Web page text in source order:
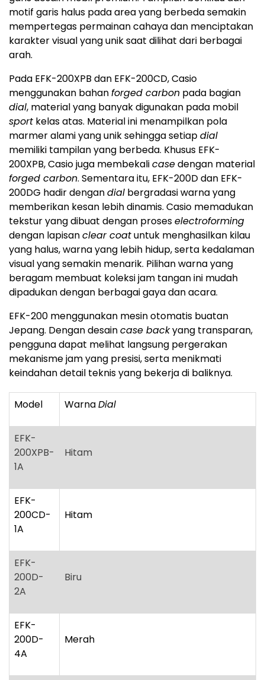
motif garis halus pada area yang berbeda semakin
mempertegas permainan cahaya dan menciptakan
karakter visual yang unik saat dilihat dari berbagai
arah.
Pada EFK-200XPB dan EFK-200CD, Casio
menggunakan bahanforged carbon pada bagian
dial, material yang banyak digunakan pada mobil
sport kelas atas. Material ini menampilkan pola
marmer alami yang unik sehingga setiapdial
memiliki tampilan yang berbeda. Khusus EFK-
200XPB, Casio juga membekalicasedengan material
forged carbon. Sementara itu, EFK-200D dan EFK-
200DG hadir dengandial bergradasi warna yang
memberikan kesan lebih dinamis. Casio memadukan
tekstur yang dibuat dengan proseselectroforming
dengan lapisanclear coatuntuk menghasilkan kilau
yang halus, warna yang lebih hidup, serta kedalaman
visual yang semakin menarik. Pilihan warna yang
beragam membuat koleksi jam tangan ini mudah
dipadukan dengan berbagai gaya dan acara.
EFK-200 menggunakan mesin otomatis buatan
Jepang. Dengan desaincase backyang transparan,
pengguna dapat melihat langsung pergerakan
mekanisme jam yang presisi, serta menikmati
keindahan detail teknis yang bekerja di baliknya.
Model WarnaDial
EFK-
200XPB-
1A
Hitam
EFK-
200CD-
1A
Hitam
EFK-
200D-
2A
Biru
EFK-
200D-
4A
Merah